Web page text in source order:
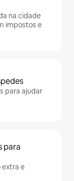
na cidade
impostos e
para ajudar
para
extra e